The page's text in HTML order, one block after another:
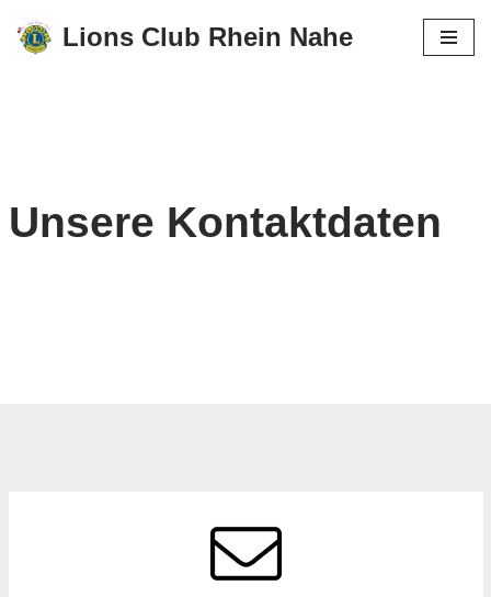
Zum
Lions Club Rhein Nahe
Unsere Kontaktdaten